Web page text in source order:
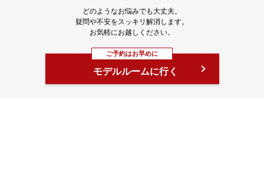
どのようなお悩みでも大丈夫。
疑問や不安をスッキリ解消します。
お気軽にお越しください。
ご予約はお早めに
モデルルームに行く